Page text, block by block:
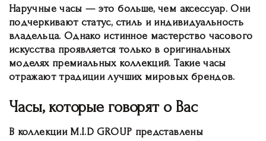
Наручные часы — это больше, чем аксессуар. Они
подчеркивают статус, стиль и индивидуальность
владельца. Однако истинное мастерство часового
искусства проявляется только в оригинальных
моделях премиальных коллекций. Такие часы
отражают традиции лучших мировых брендов.
Часы, которые говорят о Вас
В коллекции M.I.D GROUP представлены